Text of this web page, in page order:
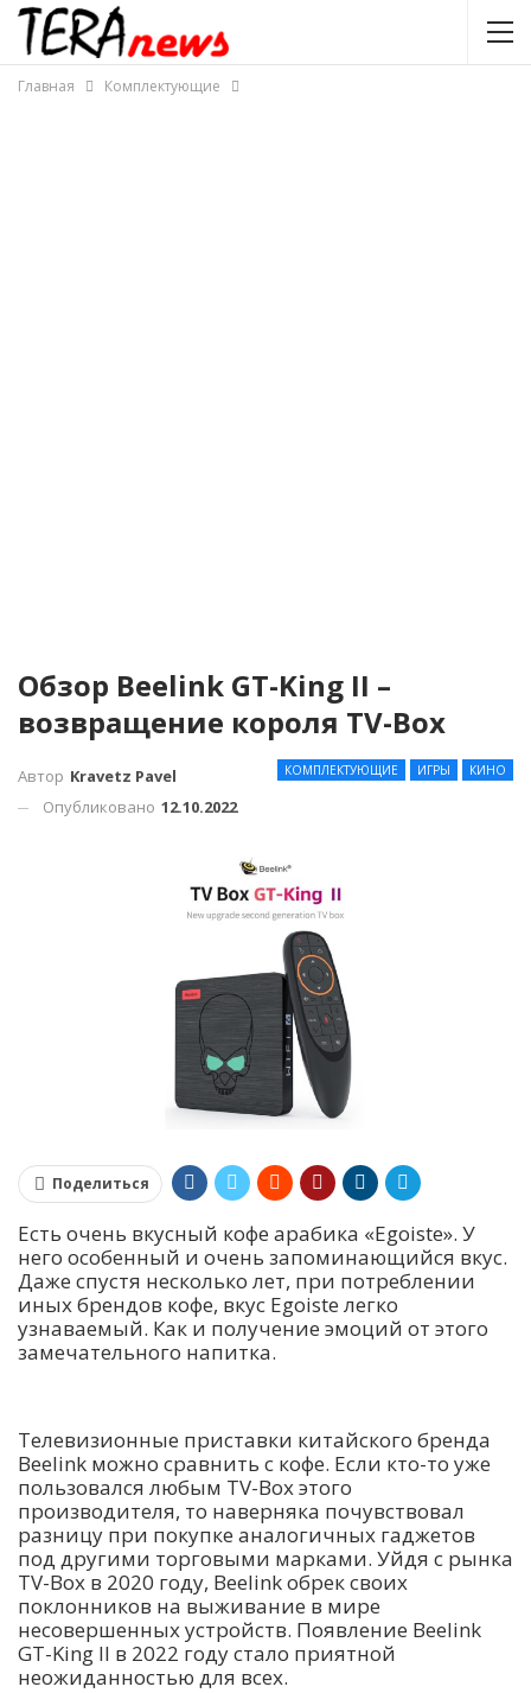
Главная Комплектующие
Обзор Beelink GT-King II –
возвращение короля TV-Box
КОМПЛЕКТУЮЩИЕ ИГРЫ КИНО
Автор Kravetz Pavel
Опубликовано 12.10.2022
Поделиться
Есть очень вкусный кофе арабика «Egoiste». У
него особенный и очень запоминающийся вкус.
Даже спустя несколько лет, при потреблении
иных брендов кофе, вкус Egoiste легко
узнаваемый. Как и получение эмоций от этого
замечательного напитка.
Телевизионные приставки китайского бренда
Beelink можно сравнить с кофе. Если кто-то уже
пользовался любым TV-Box этого
производителя, то наверняка почувствовал
разницу при покупке аналогичных гаджетов
под другими торговыми марками. Уйдя с рынка
TV-Box в 2020 году, Beelink обрек своих
поклонников на выживание в мире
несовершенных устройств. Появление Beelink
GT-King II в 2022 году стало приятной
неожиданностью для всех.